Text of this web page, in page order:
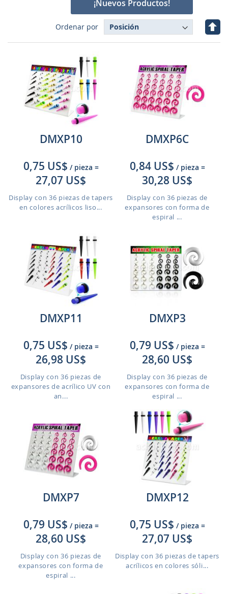
¡Nuevos Productos!
Ordenar por
Fijar
DMXP10
0,75 US$ / pieza =
27,07 US$
Display con 36 piezas de tapers
en colores acrílicos liso...
DMXP6C
0,84 US$ / pieza =
30,28 US$
Display con 36 piezas de
expansores con forma de
espiral ...
DMXP11
0,75 US$ / pieza =
26,98 US$
Display con 36 piezas de
expansores de acrílico UV con
an...
DMXP3
0,79 US$ / pieza =
28,60 US$
Display con 36 piezas de
expansores con forma de
espiral ...
DMXP7
0,79 US$ / pieza =
28,60 US$
Display con 36 piezas de
expansores con forma de
espiral ...
DMXP12
0,75 US$ / pieza =
27,07 US$
Display con 36 piezas de tapers
acrílicos en colores sóli...